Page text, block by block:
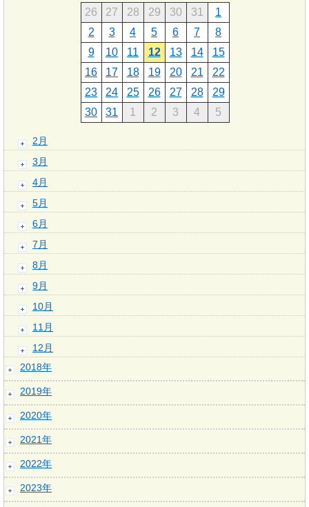
26 27 28 29 30 31
1
2
3 4 5 6 7
8
9
10 11 12 13 14
15
16
17 18 19 20 21
22
23
24 25 26 27 28
29
30
31 1 2 3 4 5
2月
3月
4月
5月
6月
7月
8月
9月
10月
11月
12月
2018年
2019年
2020年
2021年
2022年
2023年